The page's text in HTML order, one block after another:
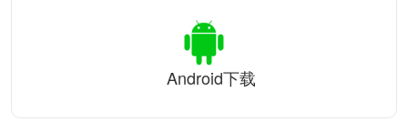
Android下载